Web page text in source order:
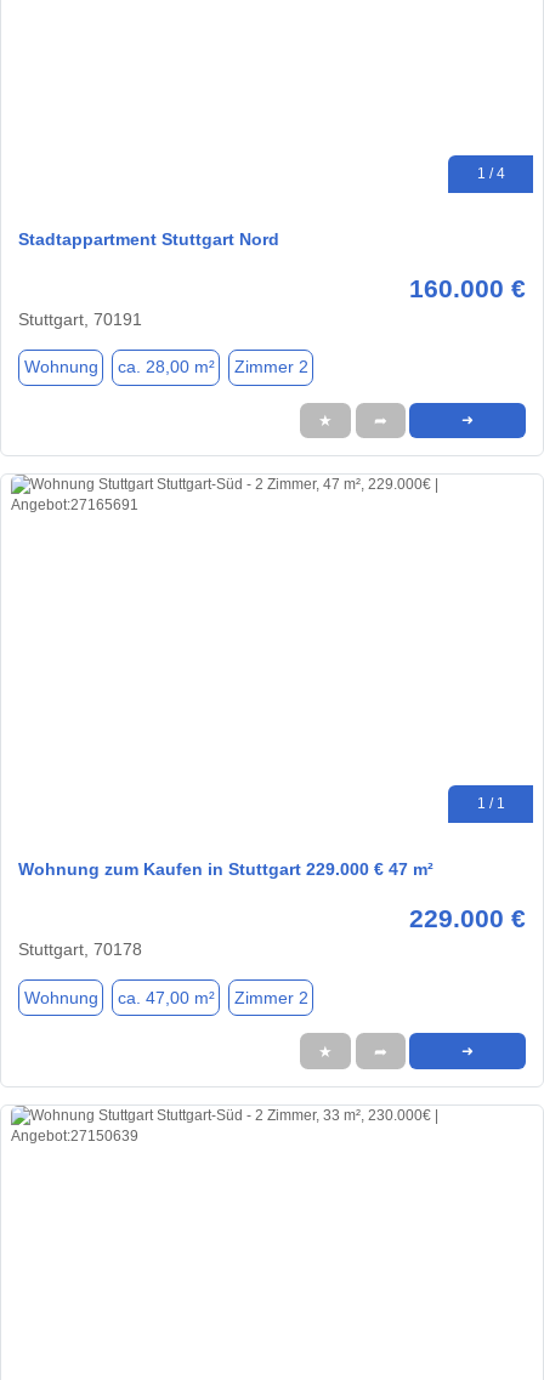
1 / 4
Stadtappartment Stuttgart Nord
160.000 €
Stuttgart, 70191
Wohnung ca. 28,00 m² Zimmer 2
★ ➦ ➜
1 / 1
Wohnung zum Kaufen in Stuttgart 229.000 € 47 m²
229.000 €
Stuttgart, 70178
Wohnung ca. 47,00 m² Zimmer 2
★ ➦ ➜